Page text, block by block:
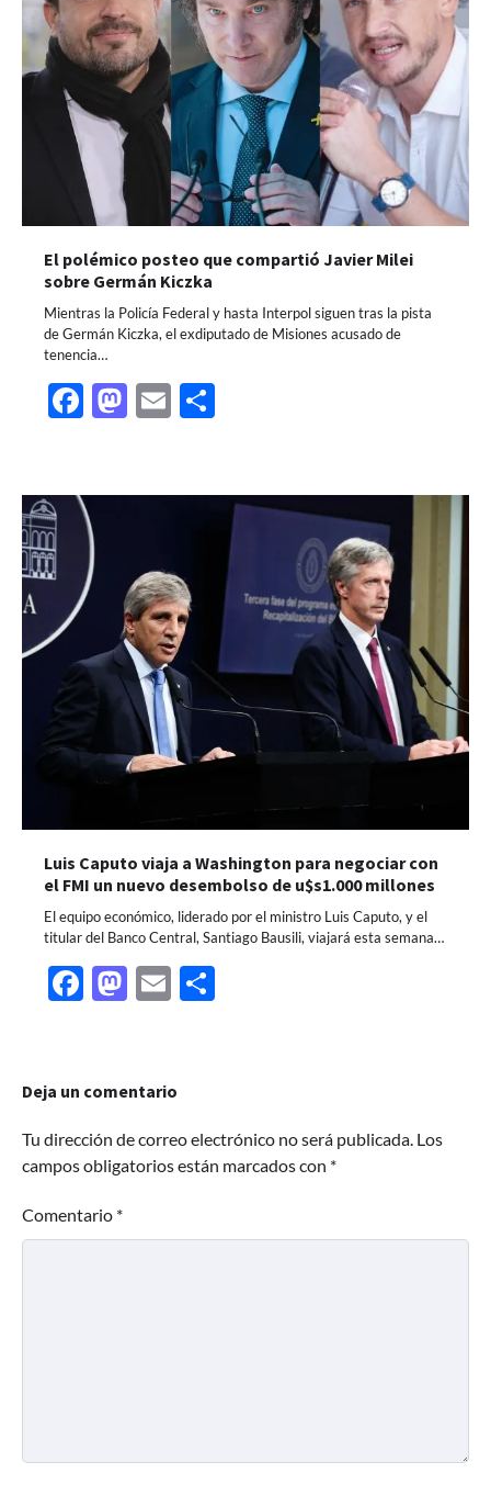
El polémico posteo que compartió Javier Milei
sobre Germán Kiczka
Mientras la Policía Federal y hasta Interpol siguen tras la pista
de Germán Kiczka, el exdiputado de Misiones acusado de
tenencia…
Facebook
Mastodon
Email
Luis Caputo viaja a Washington para negociar con
el FMI un nuevo desembolso de u$s1.000 millones
El equipo económico, liderado por el ministro Luis Caputo, y el
titular del Banco Central, Santiago Bausili, viajará esta semana…
Facebook
Mastodon
Email
Deja un comentario
Tu dirección de correo electrónico no será publicada. Los
campos obligatorios están marcados con *
Comentario *